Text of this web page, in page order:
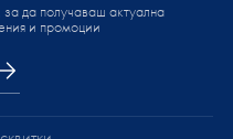
да получаваш актуална
и промоции